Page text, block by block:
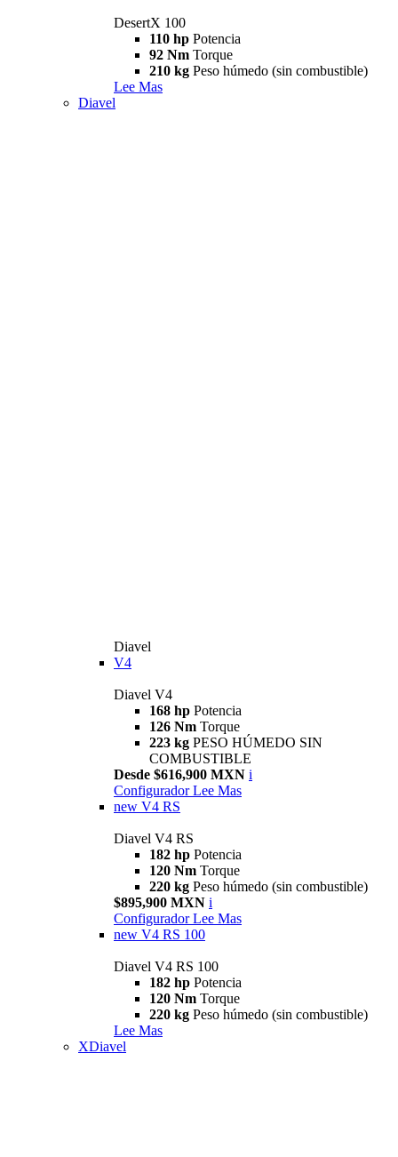
DesertX 100
110 hp Potencia
92 Nm Torque
210 kg Peso húmedo (sin combustible)
Lee Mas
Diavel
Diavel
V4
Diavel V4
168 hp Potencia
126 Nm Torque
223 kg PESO HÚMEDO SIN
COMBUSTIBLE
Desde $616,900 MXN i
Configurador Lee Mas
new V4 RS
Diavel V4 RS
182 hp Potencia
120 Nm Torque
220 kg Peso húmedo (sin combustible)
$895,900 MXN i
Configurador Lee Mas
new V4 RS 100
Diavel V4 RS 100
182 hp Potencia
120 Nm Torque
220 kg Peso húmedo (sin combustible)
Lee Mas
XDiavel